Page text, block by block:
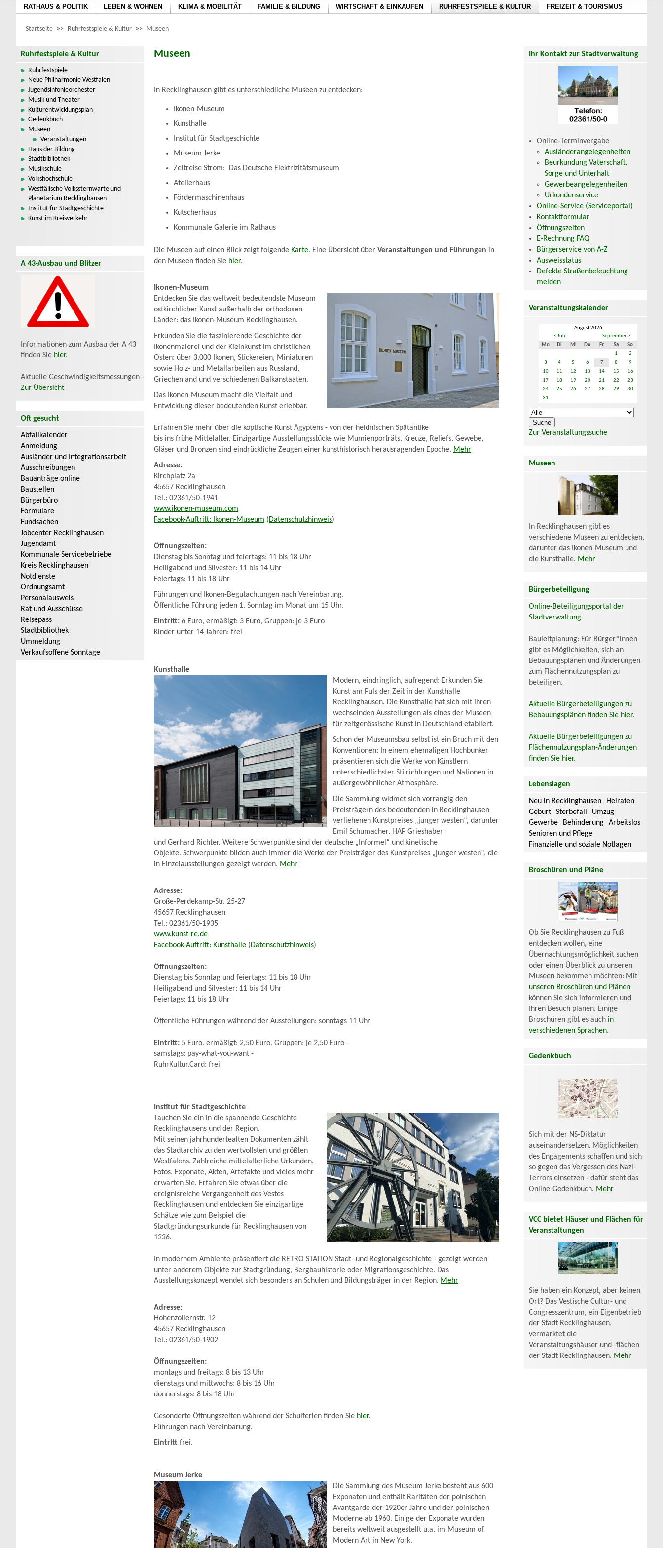
RATHAUS & POLITIK LEBEN & WOHNEN KLIMA & MOBILITÄT FAMILIE & BILDUNG WIRTSCHAFT & EINKAUFEN RUHRFESTSPIELE & KULTUR FREIZEIT & TOURISMUS
Startseite >> Ruhrfestspiele & Kultur >> Museen
Ruhrfestspiele & Kultur
Ruhrfestspiele
Neue Philharmonie Westfalen
Jugendsinfonieorchester
Musik und Theater
Kulturentwicklungsplan
Gedenkbuch
Museen
Veranstaltungen
Haus der Bildung
Stadtbibliothek
Musikschule
Volkshochschule
Westfälische Volkssternwarte und
Planetarium Recklinghausen
Institut für Stadtgeschichte
Kunst im Kreisverkehr
A 43-Ausbau und Blitzer
Informationen zum Ausbau der A 43
finden Sie hier.
Aktuelle Geschwindigkeitsmessungen -
Zur Übersicht
Oft gesucht
Abfallkalender
Anmeldung
Ausländer und Integrationsarbeit
Ausschreibungen
Bauanträge online
Baustellen
Bürgerbüro
Formulare
Fundsachen
Jobcenter Recklinghausen
Jugendamt
Kommunale Servicebetriebe
Kreis Recklinghausen
Notdienste
Ordnungsamt
Personalausweis
Rat und Ausschüsse
Reisepass
Stadtbibliothek
Ummeldung
Verkaufsoffene Sonntage
Museen
In Recklinghausen gibt es unterschiedliche Museen zu entdecken:
Ikonen-Museum
Kunsthalle
Institut für Stadtgeschichte
Museum Jerke
Zeitreise Strom: Das Deutsche Elektrizitätsmuseum
Atelierhaus
Fördermaschinenhaus
Kutscherhaus
Kommunale Galerie im Rathaus
Die Museen auf einen Blick zeigt folgende Karte. Eine Übersicht über Veranstaltungen und Führungen in
den Museen finden Sie hier.
Ikonen-Museum
Entdecken Sie das weltweit bedeutendste Museum
ostkirchlicher Kunst außerhalb der orthodoxen
Länder: das Ikonen-Museum Recklinghausen.
Erkunden Sie die faszinierende Geschichte der
Ikonenmalerei und der Kleinkunst im christlichen
Osten: über 3.000 Ikonen, Stickereien, Miniaturen
sowie Holz- und Metallarbeiten aus Russland,
Griechenland und verschiedenen Balkanstaaten.
Das Ikonen-Museum macht die Vielfalt und
Entwicklung dieser bedeutenden Kunst erlebbar.
Erfahren Sie mehr über die koptische Kunst Ägyptens - von der heidnischen Spätantike
bis ins frühe Mittelalter. Einzigartige Ausstellungsstücke wie Mumienporträts, Kreuze, Reliefs, Gewebe,
Gläser und Bronzen sind eindrückliche Zeugen einer kunsthistorisch herausragenden Epoche. Mehr
Adresse:
Kirchplatz 2a
45657 Recklinghausen
Tel.: 02361/50-1941
www.ikonen-museum.com
Facebook-Auftritt: Ikonen-Museum (Datenschutzhinweis)
Öffnungszeiten:
Dienstag bis Sonntag und feiertags: 11 bis 18 Uhr
Heiligabend und Silvester: 11 bis 14 Uhr
Feiertags: 11 bis 18 Uhr
Führungen und Ikonen-Begutachtungen nach Vereinbarung.
Öffentliche Führung jeden 1. Sonntag im Monat um 15 Uhr.
Eintritt: 6 Euro, ermäßigt: 3 Euro, Gruppen: je 3 Euro
Kinder unter 14 Jahren: frei
Kunsthalle
Modern, eindringlich, aufregend: Erkunden Sie
Kunst am Puls der Zeit in der Kunsthalle
Recklinghausen. Die Kunsthalle hat sich mit ihren
wechselnden Ausstellungen als eines der Museen
für zeitgenössische Kunst in Deutschland etabliert.
Schon der Museumsbau selbst ist ein Bruch mit den
Konventionen: In einem ehemaligen Hochbunker
präsentieren sich die Werke von Künstlern
unterschiedlichster Stilrichtungen und Nationen in
außergewöhnlicher Atmosphäre.
Die Sammlung widmet sich vorrangig den
Preisträgern des bedeutenden in Recklinghausen
verliehenen Kunstpreises „junger westen“, darunter
Emil Schumacher, HAP Grieshaber
und Gerhard Richter. Weitere Schwerpunkte sind der deutsche „Informel“ und kinetische
Objekte. Schwerpunkte bilden auch immer die Werke der Preisträger des Kunstpreises „junger westen“, die
in Einzelausstellungen gezeigt werden. Mehr
Adresse:
Große-Perdekamp-Str. 25-27
45657 Recklinghausen
Tel.: 02361/50-1935
www.kunst-re.de
Facebook-Auftritt: Kunsthalle (Datenschutzhinweis)
Öffnungszeiten:
Dienstag bis Sonntag und feiertags: 11 bis 18 Uhr
Heiligabend und Silvester: 11 bis 14 Uhr
Feiertags: 11 bis 18 Uhr
Öffentliche Führungen während der Ausstellungen: sonntags 11 Uhr
Eintritt: 5 Euro, ermäßigt: 2,50 Euro, Gruppen: je 2,50 Euro -
samstags: pay-what-you-want -
RuhrKultur.Card: frei
Institut für Stadtgeschichte
Tauchen Sie ein in die spannende Geschichte
Recklinghausens und der Region.
Mit seinen jahrhundertealten Dokumenten zählt
das Stadtarchiv zu den wertvollsten und größten
Westfalens. Zahlreiche mittelalterliche Urkunden,
Fotos, Exponate, Akten, Artefakte und vieles mehr
erwarten Sie. Erfahren Sie etwas über die
ereignisreiche Vergangenheit des Vestes
Recklinghausen und entdecken Sie einzigartige
Schätze wie zum Beispiel die
Stadtgründungsurkunde für Recklinghausen von
1236.
In modernem Ambiente präsentiert die RETRO STATION Stadt- und Regionalgeschichte - gezeigt werden
unter anderem Objekte zur Stadtgründung, Bergbauhistorie oder Migrationsgeschichte. Das
Ausstellungskonzept wendet sich besonders an Schulen und Bildungsträger in der Region. Mehr
Adresse:
Hohenzollernstr. 12
45657 Recklinghausen
Tel.: 02361/50-1902
Öffnungszeiten:
montags und freitags: 8 bis 13 Uhr
dienstags und mittwochs: 8 bis 16 Uhr
donnerstags: 8 bis 18 Uhr
Gesonderte Öffnungszeiten während der Schulferien finden Sie hier.
Führungen nach Vereinbarung.
Eintritt frei.
Museum Jerke
Die Sammlung des Museum Jerke besteht aus 600
Exponaten und enthält Raritäten der polnischen
Avantgarde der 1920er Jahre und der polnischen
Moderne ab 1960. Einige der Exponate wurden
bereits weltweit ausgestellt u.a. im Museum of
Modern Art in New York.
Ihr Kontakt zur Stadtverwaltung
Online-Terminvergabe
Ausländerangelegenheiten
Beurkundung Vaterschaft,
Sorge und Unterhalt
Gewerbeangelegenheiten
Urkundenservice
Online-Service (Serviceportal)
Kontaktformular
Öffnungszeiten
E-Rechnung FAQ
Bürgerservice von A-Z
Ausweisstatus
Defekte Straßenbeleuchtung
melden
Veranstaltungskalender
August 2026
< Juli
September >
Mo
Di Mi Do Fr Sa
So
1
2
3
4 5 6 7 8
9
10
11 12 13 14 15
16
17
18 19 20 21 22
23
24
25 26 27 28 29
30
31
Zur Veranstaltungssuche
Museen
In Recklinghausen gibt es
verschiedene Museen zu entdecken,
darunter das Ikonen-Museum und
die Kunsthalle. Mehr
Bürgerbeteiligung
Online-Beteiligungsportal der
Stadtverwaltung
Bauleitplanung: Für Bürger*innen
gibt es Möglichkeiten, sich an
Bebauungsplänen und Änderungen
zum Flächennutzungsplan zu
beteiligen.
Aktuelle Bürgerbeteiligungen zu
Bebauungsplänen finden Sie hier.
Aktuelle Bürgerbeteiligungen zu
Flächennutzungsplan-Änderungen
finden Sie hier.
Lebenslagen
Neu in Recklinghausen
Heiraten
Geburt
Sterbefall
Umzug
Gewerbe
Behinderung
Arbeitslos
Senioren und Pflege
Finanzielle und soziale Notlagen
Broschüren und Pläne
Ob Sie Recklinghausen zu Fuß
entdecken wollen, eine
Übernachtungsmöglichkeit suchen
oder einen Überblick zu unseren
Museen bekommen möchten: Mit
unseren Broschüren und Plänen
können Sie sich informieren und
Ihren Besuch planen. Einige
Broschüren gibt es auch in
verschiedenen Sprachen.
Gedenkbuch
Sich mit der NS-Diktatur
auseinandersetzen, Möglichkeiten
des Engagements schaffen und sich
so gegen das Vergessen des Nazi-
Terrors einsetzen - dafür steht das
Online-Gedenkbuch. Mehr
VCC bietet Häuser und Flächen für
Veranstaltungen
Sie haben ein Konzept, aber keinen
Ort? Das Vestische Cultur- und
Congresszentrum, ein Eigenbetrieb
der Stadt Recklinghausen,
vermarktet die
Veranstaltungshäuser und -flächen
der Stadt Recklinghausen. Mehr